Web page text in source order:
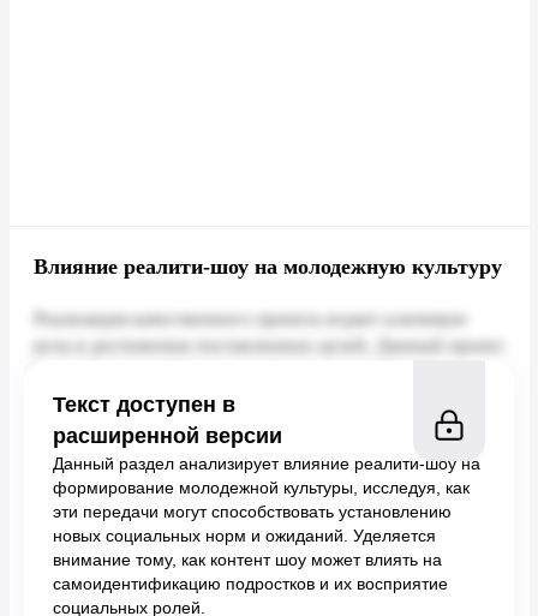
Влияние реалити-шоу на молодежную культуру
Текст доступен в
расширенной версии
Данный раздел анализирует влияние реалити-шоу на
формирование молодежной культуры, исследуя, как
эти передачи могут способствовать установлению
новых социальных норм и ожиданий. Уделяется
внимание тому, как контент шоу может влиять на
самоидентификацию подростков и их восприятие
социальных ролей.